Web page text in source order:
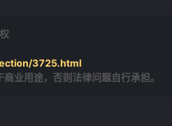
3725.html
业用途，否则法律问题自行承担。